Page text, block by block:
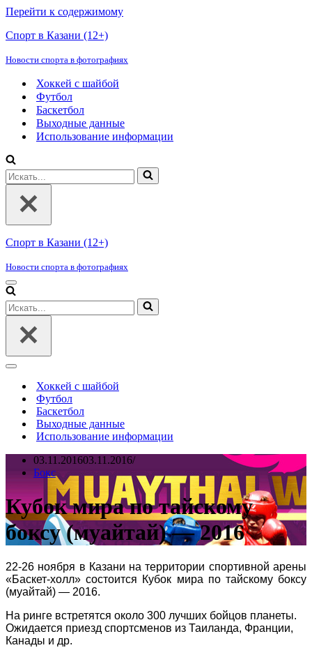
Перейти к содержимому
Спорт в Казани (12+)
Новости спорта в фотографиях
Хоккей с шайбой
Футбол
Баскетбол
Выходные данные
Использование информации
Искать...
Спорт в Казани (12+)
Новости спорта в фотографиях
Меню
навигации
Искать...
Меню
навигацииХоккей с шайбой
Футбол
Баскетбол
Выходные данные
Использование информации
03.11.201603.11.2016
Бокс
Кубок мира по тайскому
боксу (муайтай) — 2016
22-26 ноября в Казани на территории спортивной арены
«Баскет-холл» состоится Кубок мира по тайскому боксу
(муайтай) — 2016.
На ринге встретятся около 300 лучших бойцов планеты.
Ожидается приезд спортсменов из Таиланда, Франции,
Канады и др.